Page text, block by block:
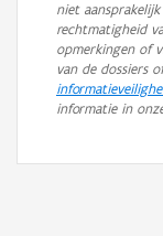
niet
rechtmatigheid
opmerkingen of
van de dossiers
informatie in